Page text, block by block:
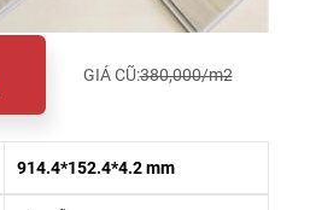
GIÁ CŨ:380,000/m2
914.4*152.4*4.2 mm